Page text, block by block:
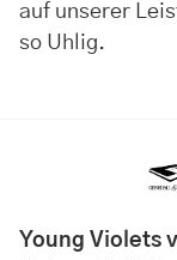
auf unserer
so Uhlig.
Young Violets